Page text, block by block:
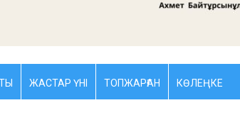
ЖАСТАР ҮНІ ТОПЖАРҒАН КӨЛЕҢКЕ